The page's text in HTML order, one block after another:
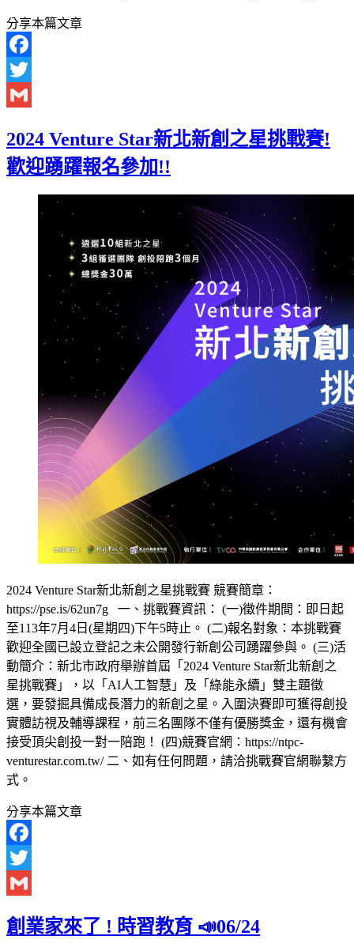
分享本篇文章
Facebook
Twitter
2024 Venture Star新北新創之星挑戰賽!
歡迎踴躍報名參加!!
2024 Venture Star新北新創之星挑戰賽 競賽簡章：
https://pse.is/62un7g 一、挑戰賽資訊： (一)徵件期間：即日起
至113年7月4日(星期四)下午5時止。 (二)報名對象：本挑戰賽
歡迎全國已設立登記之未公開發行新創公司踴躍參與。 (三)活
動簡介：新北市政府舉辦首屆「2024 Venture Star新北新創之
星挑戰賽」，以「AI人工智慧」及「綠能永續」雙主題徵
選，要發掘具備成長潛力的新創之星。入圍決賽即可獲得創投
實體訪視及輔導課程，前三名團隊不僅有優勝獎金，還有機會
接受頂尖創投一對一陪跑！ (四)競賽官網：https://ntpc-
venturestar.com.tw/ 二、如有任何問題，請洽挑戰賽官網聯繫方
式。
分享本篇文章
Facebook
Twitter
創業家來了 ! 時習教育 📣06/24